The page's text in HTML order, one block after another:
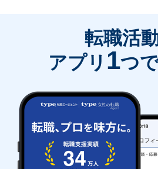
転職活
アプリ 1つ